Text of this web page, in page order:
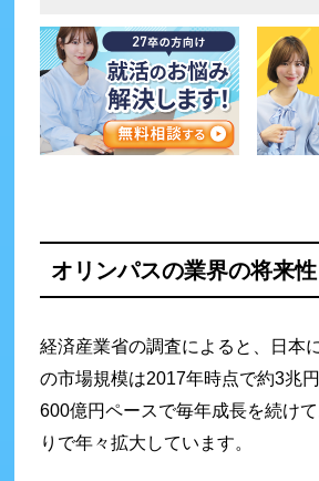
オリンパスの業界の将来性
経済産業省の調査によると、日本
の市場規模は2017年時点で約3兆
600億円ペースで毎年成長を続け
りで年々拡大しています。